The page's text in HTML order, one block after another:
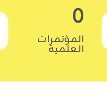
0
المؤتمرات
العلمية